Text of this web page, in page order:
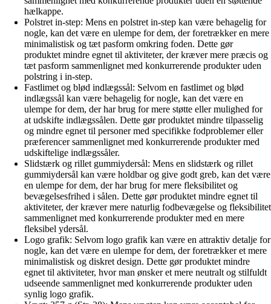
hælkappe.
Polstret in-step: Mens en polstret in-step kan være behagelig for
nogle, kan det være en ulempe for dem, der foretrækker en mere
minimalistisk og tæt pasform omkring foden. Dette gør
produktet mindre egnet til aktiviteter, der kræver mere præcis og
tæt pasform sammenlignet med konkurrerende produkter uden
polstring i in-step.
Fastlimet og blød indlægssål: Selvom en fastlimet og blød
indlægssål kan være behagelig for nogle, kan det være en
ulempe for dem, der har brug for mere støtte eller mulighed for
at udskifte indlægssålen. Dette gør produktet mindre tilpasselig
og mindre egnet til personer med specifikke fodproblemer eller
præferencer sammenlignet med konkurrerende produkter med
udskiftelige indlægssåler.
Slidstærk og rillet gummiydersål: Mens en slidstærk og rillet
gummiydersål kan være holdbar og give godt greb, kan det være
en ulempe for dem, der har brug for mere fleksibilitet og
bevægelsesfrihed i sålen. Dette gør produktet mindre egnet til
aktiviteter, der kræver mere naturlig fodbevægelse og fleksibilitet
sammenlignet med konkurrerende produkter med en mere
fleksibel ydersål.
Logo grafik: Selvom logo grafik kan være en attraktiv detalje for
nogle, kan det være en ulempe for dem, der foretrækker et mere
minimalistisk og diskret design. Dette gør produktet mindre
egnet til aktiviteter, hvor man ønsker et mere neutralt og stilfuldt
udseende sammenlignet med konkurrerende produkter uden
synlig logo grafik.